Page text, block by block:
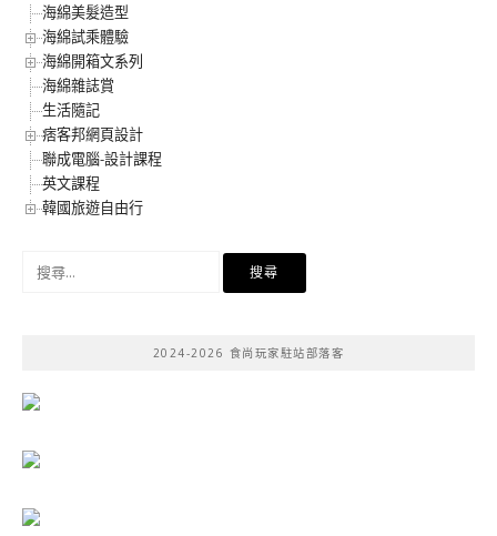
海綿美髮造型
海綿試乘體驗
海綿開箱文系列
海綿雜誌賞
生活隨記
痞客邦網頁設計
聯成電腦-設計課程
英文課程
韓國旅遊自由行
2024-2026 食尚玩家駐站部落客